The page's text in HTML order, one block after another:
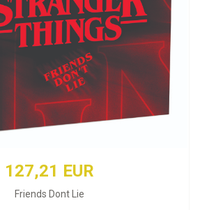
127,21 EUR
Friends Dont Lie